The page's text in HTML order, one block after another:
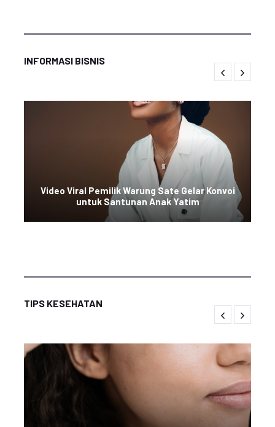
INFORMASI BISNIS
Video Viral Pemilik Warung Sate Gelar Konvoi
untuk Santunan Anak Yatim
TIPS KESEHATAN